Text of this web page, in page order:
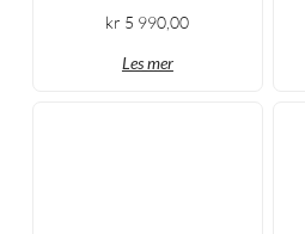
kr 5 990,00
Les mer